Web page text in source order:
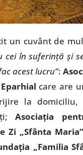
un cuvânt de
cei în suferinţă şi
acest lucru”:
care are
la
Asociaţia
Zi „Sfânta Maria”
„Familia